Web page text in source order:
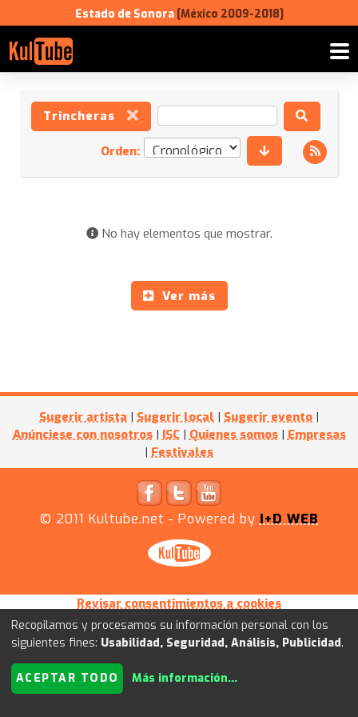
Estado de Sonora [México 2009-2018]
Trincheras
Orden:
No hay elementos que mostrar.
Ver más
Sugerir artista | Sugerir local | Sugerir evento |
Anúnciese con nosotros | ISC | Quienes somos | Empresas
| Festivales
© 2011 Kultube.net - Powered by I+D WEB
Revisar consentimientos a cookies
Recopilamos y procesamos su información personal con los
siguientes fines: Usabilidad, Seguridad, Análisis, Publicidad.
ACEPTAR TODO Más información...